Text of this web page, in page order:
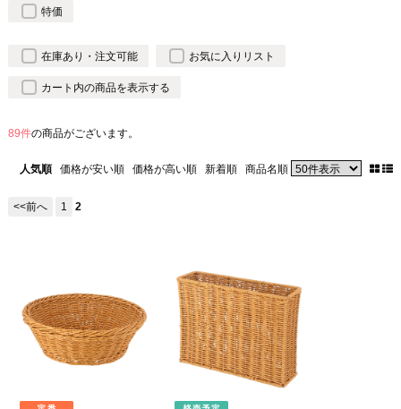
特価
在庫あり・注文可能 お気に入りリスト
カート内の商品を表示する
89件の商品がございます。
人気順 価格が安い順 価格が高い順 新着順 商品名順
<<前へ 1 2